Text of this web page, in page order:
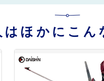
ほかにこん